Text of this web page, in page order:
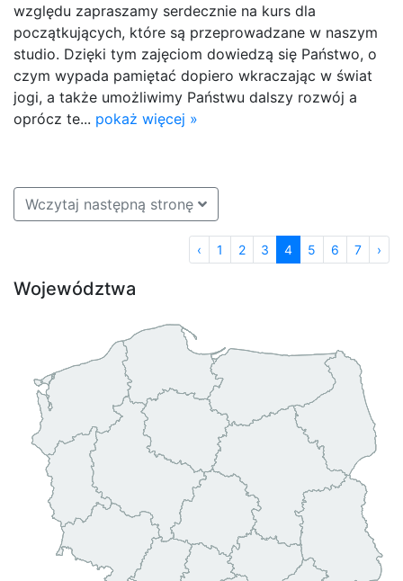
względu zapraszamy serdecznie na kurs dla
początkujących, które są przeprowadzane w naszym
studio. Dzięki tym zajęciom dowiedzą się Państwo, o
czym wypada pamiętać dopiero wkraczając w świat
jogi, a także umożliwimy Państwu dalszy rozwój a
oprócz te... pokaż więcej »
Wczytaj następną stronę
‹ 1 2 3 4 5 6 7 ›
Województwa